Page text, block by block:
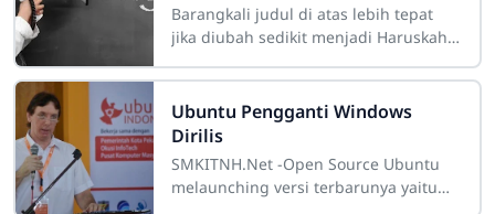
Barangkali judul di atas lebih tepat
jika diubah sedikit menjadi Haruskah
Inggris? Bagi kita, khususnya generasi
saya
Ubuntu Pengganti Windows
Dirilis
SMKITNH.Net -Open Source Ubuntu
melaunching versi terbarunya yaitu